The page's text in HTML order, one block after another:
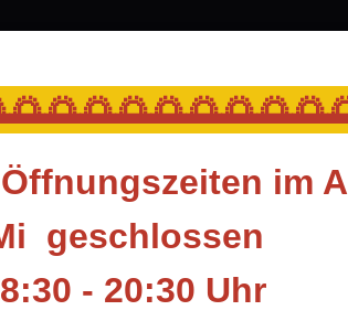
im
geschlossen
- 20:30 Uhr